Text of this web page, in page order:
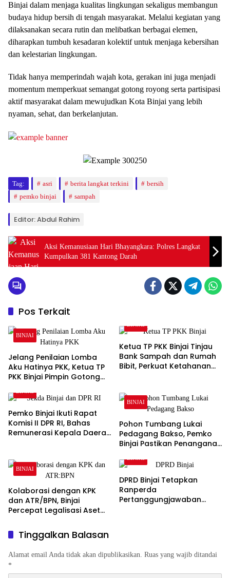
Binjai dalam menjaga kualitas lingkungan sekaligus membangun
budaya hidup bersih di tengah masyarakat. Melalui kegiatan yang
dilaksanakan secara rutin dan melibatkan berbagai elemen,
diharapkan tumbuh kesadaran kolektif untuk menjaga kebersihan
dan kelestarian lingkungan.
Tidak hanya memperindah wajah kota, gerakan ini juga menjadi
momentum memperkuat semangat gotong royong serta partisipasi
aktif masyarakat dalam mewujudkan Kota Binjai yang lebih
nyaman, sehat, dan berkelanjutan.
Tag: asri berita langkat terkini
bersih
pemko binjai
sampah
Editor: Abdul Rahim
Aksi Kemanusiaan Hari Bhayangkara: Polres Langkat
Kumpulkan 381 Kantong Darah
Pos Terkait
BINJAI
Jelang Penilaian Lomba
Aku Hatinya PKK, Ketua TP
PKK Binjai Pimpin Gotong
Bibit
Ketua TP PKK Binjai Tinjau
Bank Sampah dan Rumah
Bibit, Perkuat Ketahanan
Pemko Binjai Ikuti Rapat
Komisi II DPR RI, Bahas
Remunerasi Kepala Daerah
BINJAI
Pohon Tumbang Lukai
Pedagang Bakso, Pemko
Binjai Pastikan Penanganan
Rawan
BINJAI
Kolaborasi dengan KPK
dan ATR/BPN, Binjai
Percepat Legalisasi Aset
DPRD Binjai Tetapkan
Ranperda
Pertanggungjawaban
Tinggalkan Balasan
Alamat email Anda tidak akan dipublikasikan. Ruas yang wajib ditandai
*